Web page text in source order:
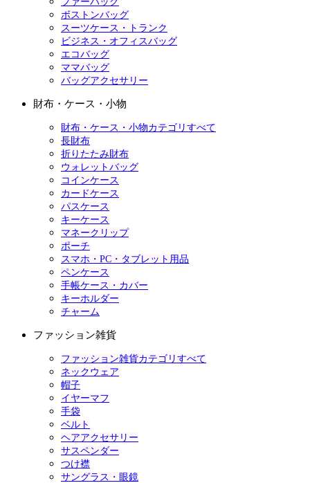
ボストンバッグ
スーツケース・トランク
ビジネス・オフィスバッグ
エコバッグ
ママバッグ
バッグアクセサリー
財布・ケース・小物
財布・ケース・小物カテゴリすべて
長財布
折りたたみ財布
ウォレットバッグ
コインケース
カードケース
パスケース
キーケース
マネークリップ
ポーチ
スマホ・PC・タブレット用品
ペンケース
手帳ケース・カバー
キーホルダー
チャーム
ファッション雑貨
ファッション雑貨カテゴリすべて
ネックウェア
帽子
イヤーマフ
手袋
ベルト
ヘアアクセサリー
サスペンダー
つけ襟
サングラス・眼鏡